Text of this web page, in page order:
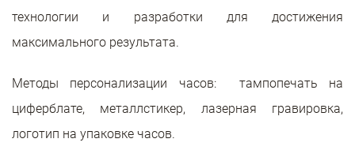
технологии и разработки для достижения
максимального результата.
Методы персонализации часов: тампопечать на
циферблате, металлстикер, лазерная гравировка,
логотип на упаковке часов.